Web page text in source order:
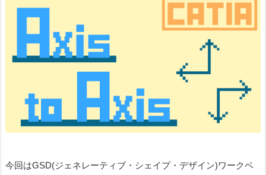
今回はGSD(ジェネレーティブ・シェイプ・デザイン)ワークベ